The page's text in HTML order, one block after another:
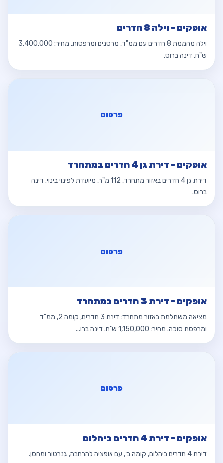
אופקים - וילה 8 חדרים
וילה מהממת 8 חדרים עם ממ"ד, מחסנים ומרפסות. מחיר: 3,400,000
ש"ח. דינה ברוס.
פרסום
אופקים - דירת גן 4 חדרים במתחרד
דירת גן 4 חדרים באזור מתחרד, 112 מ"ר, מיועדת לפינוי בינוי. דינה
ברוס.
פרסום
אופקים - דירת 3 חדרים במתחרד
מציאה משתלמת באזור מתחרד: דירת 3 חדרים, קומה 2, ממ"ד
ומרפסת סוכה. מחיר: 1,150,000 ש"ח. דינה ברו...
פרסום
אופקים - דירת 4 חדרים ביהלום
דירת 4 חדרים ביהלום, קומה ב׳, עם אופציה להרחבה, גנרטור ומחסן.